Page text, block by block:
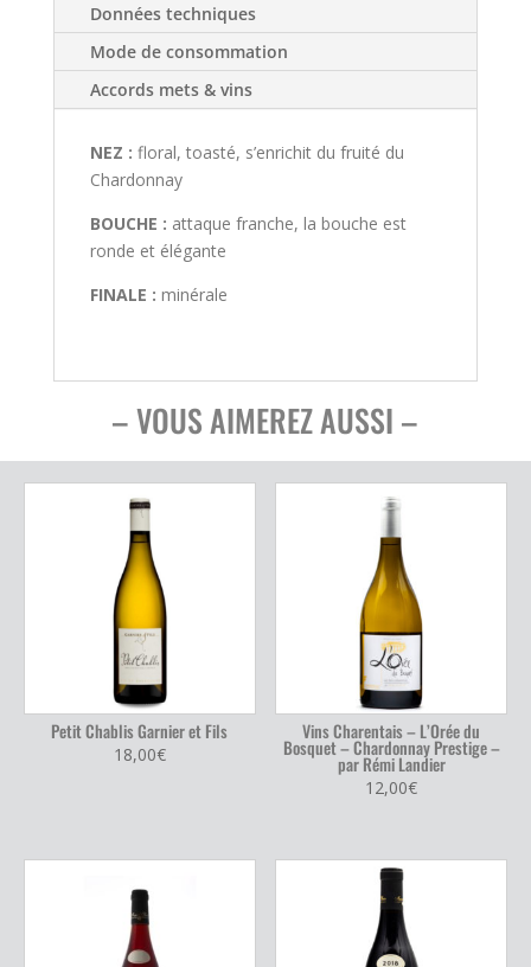
Données techniques
Mode de consommation
Accords mets & vins
NEZ : floral, toasté, s’enrichit du fruité du
Chardonnay
BOUCHE : attaque franche, la bouche est
ronde et élégante
FINALE : minérale
– VOUS AIMEREZ AUSSI –
Petit Chablis Garnier et Fils
18,00€
Vins Charentais – L’Orée du
Bosquet – Chardonnay Prestige –
par Rémi Landier
12,00€